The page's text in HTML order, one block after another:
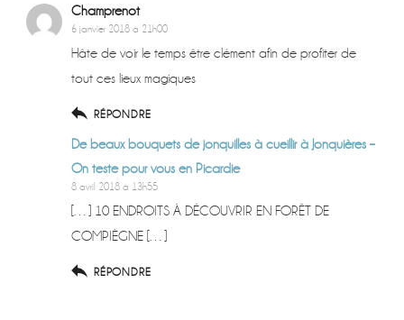
Champrenot
6 janvier 2018 à 21h00
Hâte de voir le temps être clément afin de profiter de
tout ces lieux magiques
RÉPONDRE
De beaux bouquets de jonquilles à cueillir à Jonquières –
On teste pour vous en Picardie
8 avril 2018 à 13h55
[…] 10 ENDROITS À DÉCOUVRIR EN FORÊT DE
COMPIÈGNE […]
RÉPONDRE